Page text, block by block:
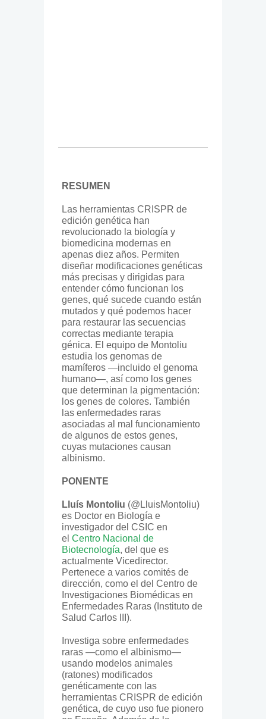
RESUMEN
Las herramientas CRISPR de
edición genética han
revolucionado la biología y
biomedicina modernas en
apenas diez años. Permiten
diseñar modificaciones genéticas
más precisas y dirigidas para
entender cómo funcionan los
genes, qué sucede cuando están
mutados y qué podemos hacer
para restaurar las secuencias
correctas mediante terapia
génica. El equipo de Montoliu
estudia los genomas de
mamíferos —incluido el genoma
humano—, así como los genes
que determinan la pigmentación:
los genes de colores. También
las enfermedades raras
asociadas al mal funcionamiento
de algunos de estos genes,
cuyas mutaciones causan
albinismo.
PONENTE
Lluís Montoliu (@LluisMontoliu)
es Doctor en Biología e
investigador del CSIC en
el Centro Nacional de
Biotecnología, del que es
actualmente Vicedirector.
Pertenece a varios comités de
dirección, como el del Centro de
Investigaciones Biomédicas en
Enfermedades Raras (Instituto de
Salud Carlos III).
Investiga sobre enfermedades
raras —como el albinismo—
usando modelos animales
(ratones) modificados
genéticamente con las
herramientas CRISPR de edición
genética, de cuyo uso fue pionero